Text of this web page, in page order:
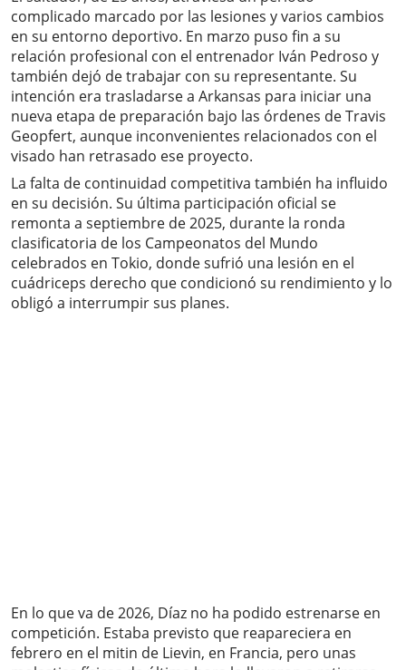
complicado marcado por las lesiones y varios cambios
en su entorno deportivo. En marzo puso fin a su
relación profesional con el entrenador Iván Pedroso y
también dejó de trabajar con su representante. Su
intención era trasladarse a Arkansas para iniciar una
nueva etapa de preparación bajo las órdenes de Travis
Geopfert, aunque inconvenientes relacionados con el
visado han retrasado ese proyecto.
La falta de continuidad competitiva también ha influido
en su decisión. Su última participación oficial se
remonta a septiembre de 2025, durante la ronda
clasificatoria de los Campeonatos del Mundo
celebrados en Tokio, donde sufrió una lesión en el
cuádriceps derecho que condicionó su rendimiento y lo
obligó a interrumpir sus planes.
En lo que va de 2026, Díaz no ha podido estrenarse en
competición. Estaba previsto que reapareciera en
febrero en el mitin de Lievin, en Francia, pero unas